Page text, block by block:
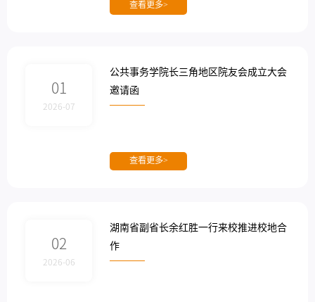
查看更多>
01
2026-07
公共事务学院长三角地区院友会成立大会
邀请函
查看更多>
02
2026-06
湖南省副省长余红胜一行来校推进校地合
作